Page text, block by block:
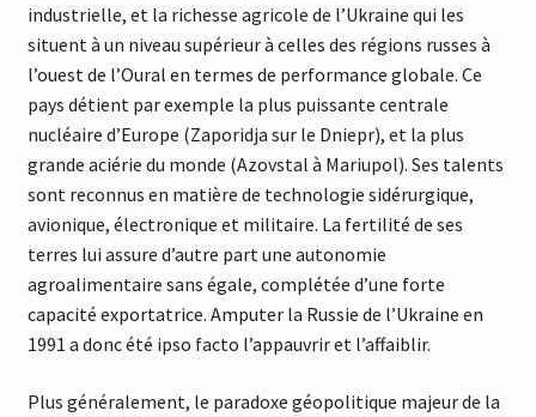
industrielle, et la richesse agricole de l’Ukraine qui les
situent à un niveau supérieur à celles des régions russes à
l’ouest de l’Oural en termes de performance globale. Ce
pays détient par exemple la plus puissante centrale
nucléaire d’Europe (Zaporidja sur le Dniepr), et la plus
grande aciérie du monde (Azovstal à Mariupol). Ses talents
sont reconnus en matière de technologie sidérurgique,
avionique, électronique et militaire. La fertilité de ses
terres lui assure d’autre part une autonomie
agroalimentaire sans égale, complétée d’une forte
capacité exportatrice. Amputer la Russie de l’Ukraine en
1991 a donc été ipso facto l’appauvrir et l’affaiblir.
Plus généralement, le paradoxe géopolitique majeur de la